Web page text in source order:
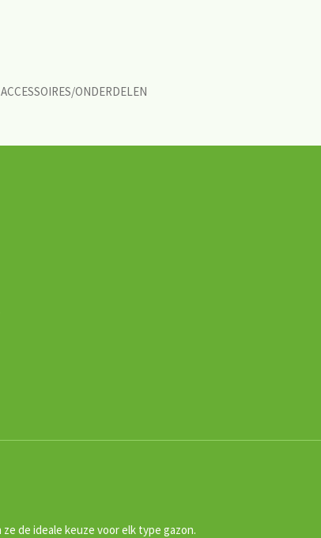
ACCESSOIRES/ONDERDELEN
de ideale keuze voor elk type gazon.